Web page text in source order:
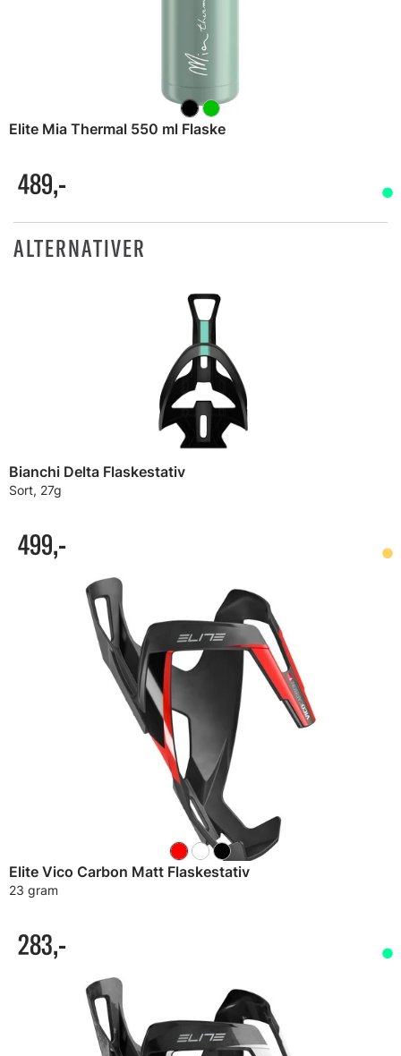
Elite Mia Thermal 550 ml Flaske
489,-
ALTERNATIVER
Bianchi Delta Flaskestativ
Sort, 27g
499,-
Elite Vico Carbon Matt Flaskestativ
23 gram
283,-